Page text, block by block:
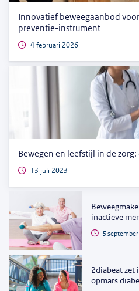
Innovatief beweegaanbod
preventie-instrument
4 februari 2026
Bewegen en leefstijl in de
13 juli 2023
inactieve
5
2diabeat zet
opmars